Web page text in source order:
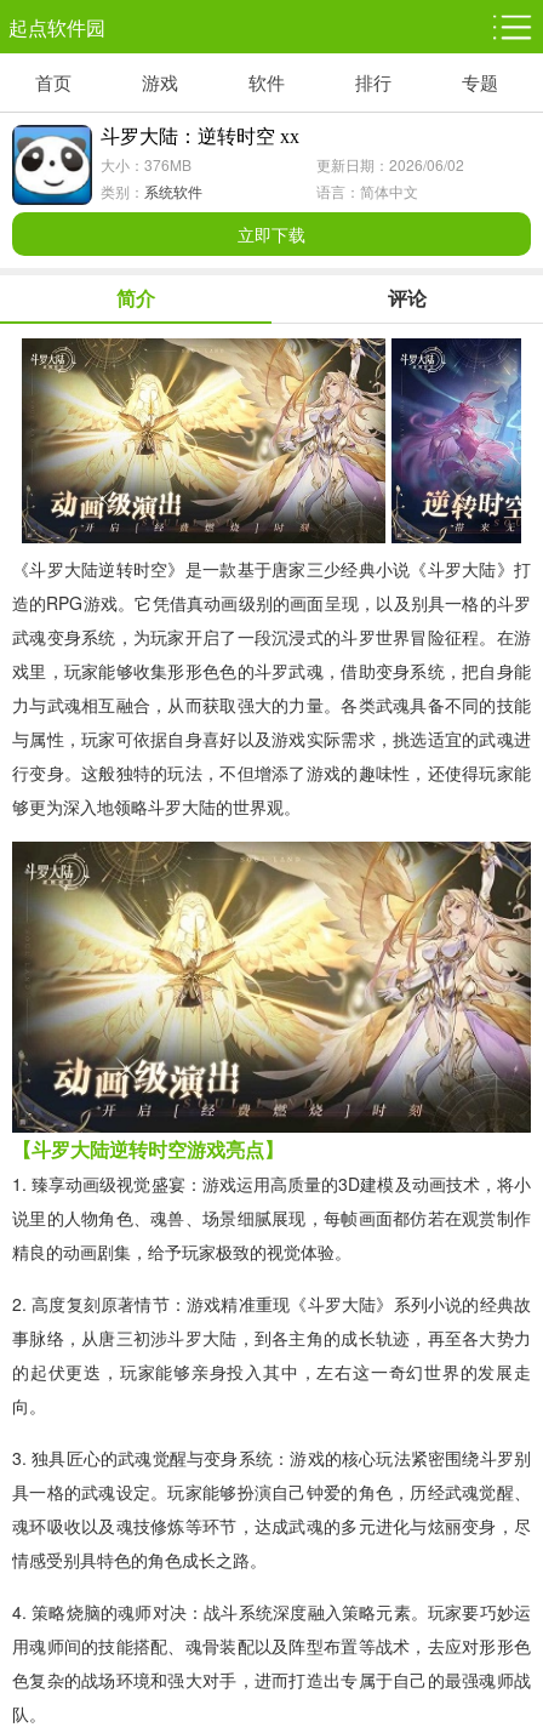
起点软件园
塔防游戏
1千+款游戏
休闲益智
1万+款游戏
体育竞技
5百+款游戏
角色扮演
3千+款游戏
3百+款游戏
动作射击
3百+款游戏
首页 游戏 软件 排行 专题
斗罗大陆：逆转时空 xx
大小：376MB
更新日期：2026/06/02
类别： 系统软件 语言：简体中文
立即下载
简介 评论
《斗罗大陆逆转时空》是一款基于唐家三少经典小说《斗罗大陆》打
造的RPG游戏。它凭借真动画级别的画面呈现，以及别具一格的斗罗
武魂变身系统，为玩家开启了一段沉浸式的斗罗世界冒险征程。在游
戏里，玩家能够收集形形色色的斗罗武魂，借助变身系统，把自身能
力与武魂相互融合，从而获取强大的力量。各类武魂具备不同的技能
与属性，玩家可依据自身喜好以及游戏实际需求，挑选适宜的武魂进
行变身。这般独特的玩法，不但增添了游戏的趣味性，还使得玩家能
够更为深入地领略斗罗大陆的世界观。
【斗罗大陆逆转时空游戏亮点】
1. 臻享动画级视觉盛宴：游戏运用高质量的3D建模及动画技术，将小
说里的人物角色、魂兽、场景细腻展现，每帧画面都仿若在观赏制作
精良的动画剧集，给予玩家极致的视觉体验。
2. 高度复刻原著情节：游戏精准重现《斗罗大陆》系列小说的经典故
事脉络，从唐三初涉斗罗大陆，到各主角的成长轨迹，再至各大势力
的起伏更迭，玩家能够亲身投入其中，左右这一奇幻世界的发展走
向。
3. 独具匠心的武魂觉醒与变身系统：游戏的核心玩法紧密围绕斗罗别
具一格的武魂设定。玩家能够扮演自己钟爱的角色，历经武魂觉醒、
魂环吸收以及魂技修炼等环节，达成武魂的多元进化与炫丽变身，尽
情感受别具特色的角色成长之路。
4. 策略烧脑的魂师对决：战斗系统深度融入策略元素。玩家要巧妙运
用魂师间的技能搭配、魂骨装配以及阵型布置等战术，去应对形形色
色复杂的战场环境和强大对手，进而打造出专属于自己的最强魂师战
队。